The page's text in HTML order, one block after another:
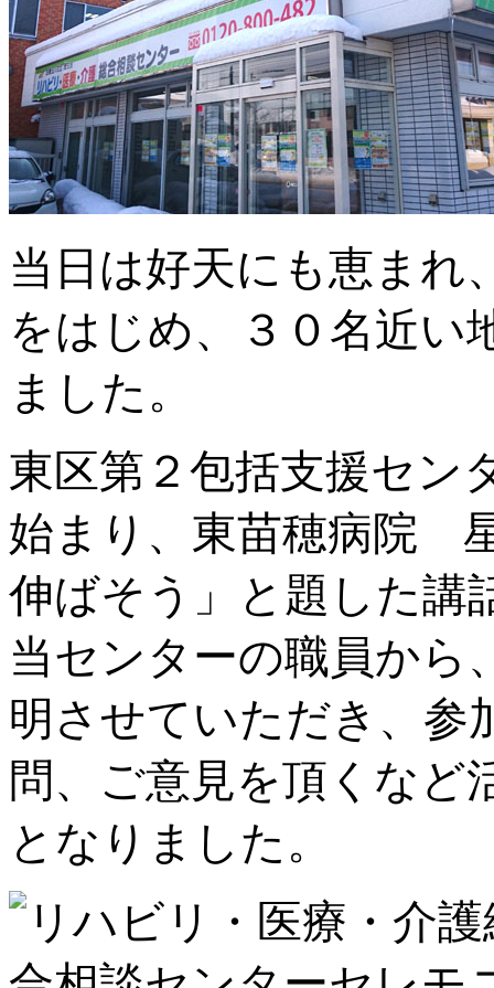
当日は好天にも恵まれ
をはじめ、３０名近い
ました。
東区第２包括支援セン
始まり、東苗穂病院
伸ばそう」と題した講
当センターの職員から
明させていただき、参
問、ご意見を頂くなど
となりました。